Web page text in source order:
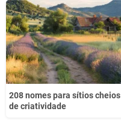
208 nomes para sítios cheios
de criatividade